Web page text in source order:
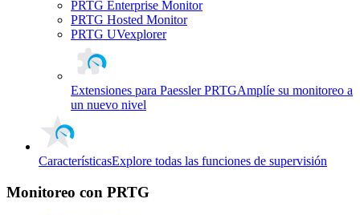
PRTG Enterprise Monitor
PRTG Hosted Monitor
PRTG UVexplorer
Extensiones para Paessler PRTGAmplíe su monitoreo a
un nuevo nivel
CaracterísticasExplore todas las funciones de supervisión
Monitoreo con PRTG